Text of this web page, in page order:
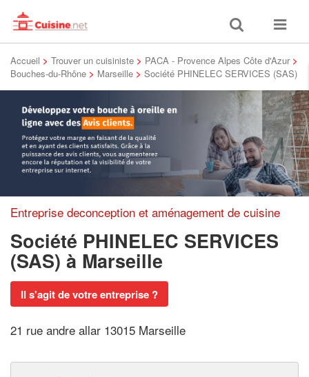
Toggle
search
Toggle
Accueil > Trouver un cuisiniste > PACA - Provence Alpes Côte d'Azur >
Bouches-du-Rhône > Marseille > Société PHINELEC SERVICES (SAS)
Entreprise deconception et aménagement de cuisine
Société PHINELEC SERVICES
(SAS) à Marseille
Il s'agit de votre entreprise ?
21 rue andre allar 13015 Marseille